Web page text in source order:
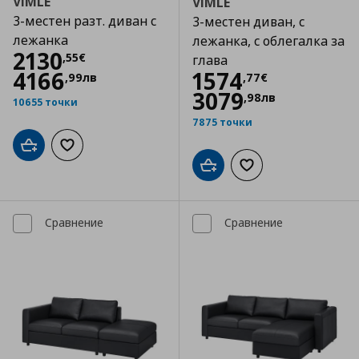
3-местен разт. диван с
лежанка
2130,55€
Цена2130,55 €
4166,99лв
10655 точки
Добави в кошницата
Добави към списъка с любими
3-местен диван, с
лежанка, с облегалка за
глава
1574,77€
Цена1574,77 €
3079,98лв
7875 точки
Добави в кошницата
Добави към
Сравнение Сравнение